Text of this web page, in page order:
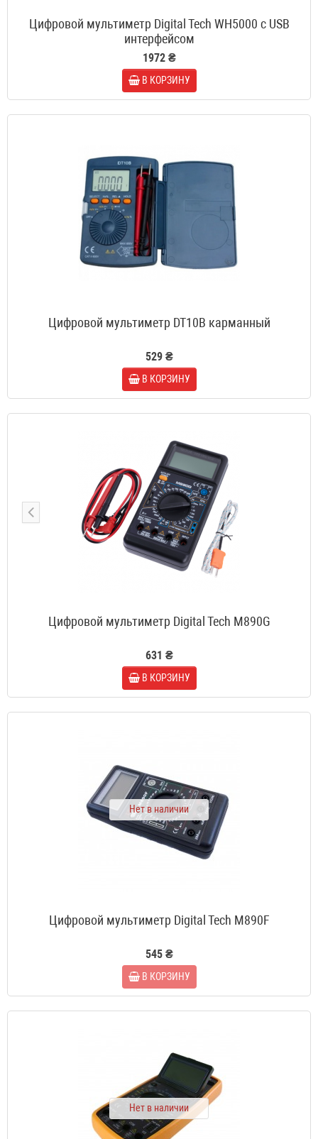
Цифровой мультиметр Digital Tech WH5000 c USB
интерфейсом
1972 ₴
В КОРЗИНУ
Цифровой мультиметр DT10B карманный
529 ₴
В КОРЗИНУ
Цифровой мультиметр Digital Tech M890G
631 ₴
В КОРЗИНУ
Нет в наличии
Цифровой мультиметр Digital Tech M890F
545 ₴
В КОРЗИНУ
Нет в наличии